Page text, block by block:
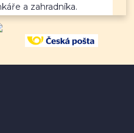
a zahradníka.